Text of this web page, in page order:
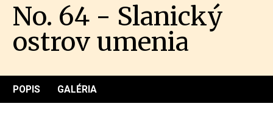
No. 64 - Slanický
ostrov umenia
POPIS GALÉRIA